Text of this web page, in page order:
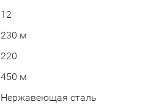
12
230 м
220
450 м
Нержавеющая сталь